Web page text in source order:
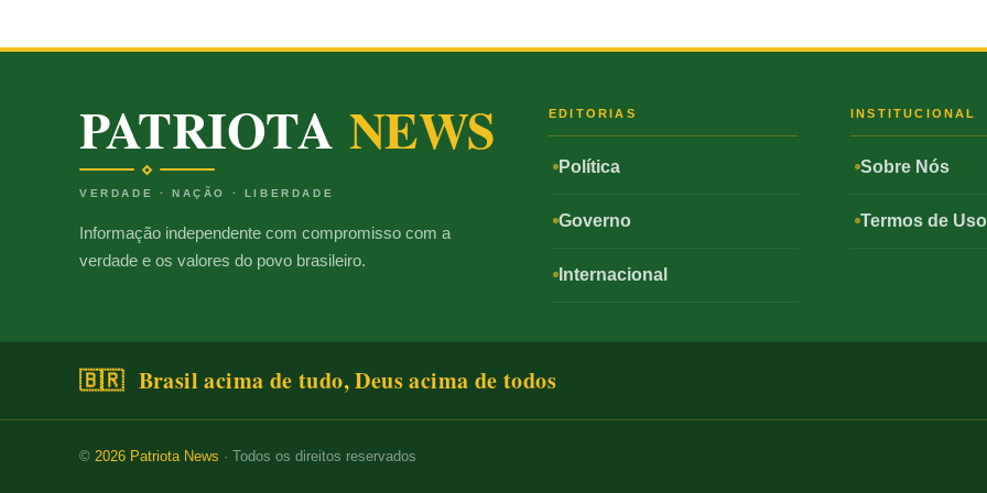
PATRIOTA NEWS
VERDADE · NAÇÃO · LIBERDADE
Informação independente com compromisso com a
verdade e os valores do povo brasileiro.
EDITORIAS
Política
Governo
Internacional
INSTITUCIONAL
Sobre Nós
Termos de Uso
🇧🇷 Brasil acima de tudo, Deus acima de todos
© 2026 Patriota News · Todos os direitos reservados